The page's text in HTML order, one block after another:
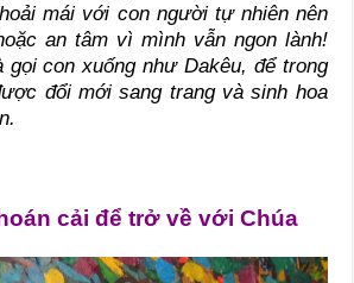
mái với con người tự nhiên nên
an tâm vì mình vẫn ngon lành!
gọi con xuống như Dakêu, để trong
đổi mới sang trang và sinh hoa
cải để trở về với Chúa